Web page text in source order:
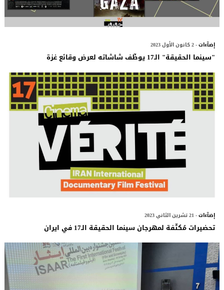
إضآءات- 2 كانون الأول 2023
"سينما الحقيقة" الـ17 يوظّف شاشاته لعرض وقائع غزة
إضآءات- 21 تشرين الثاني 2023
تحضيرات مُكثّفة لمهرجان سينما الحقيقة الـ17 في ايران